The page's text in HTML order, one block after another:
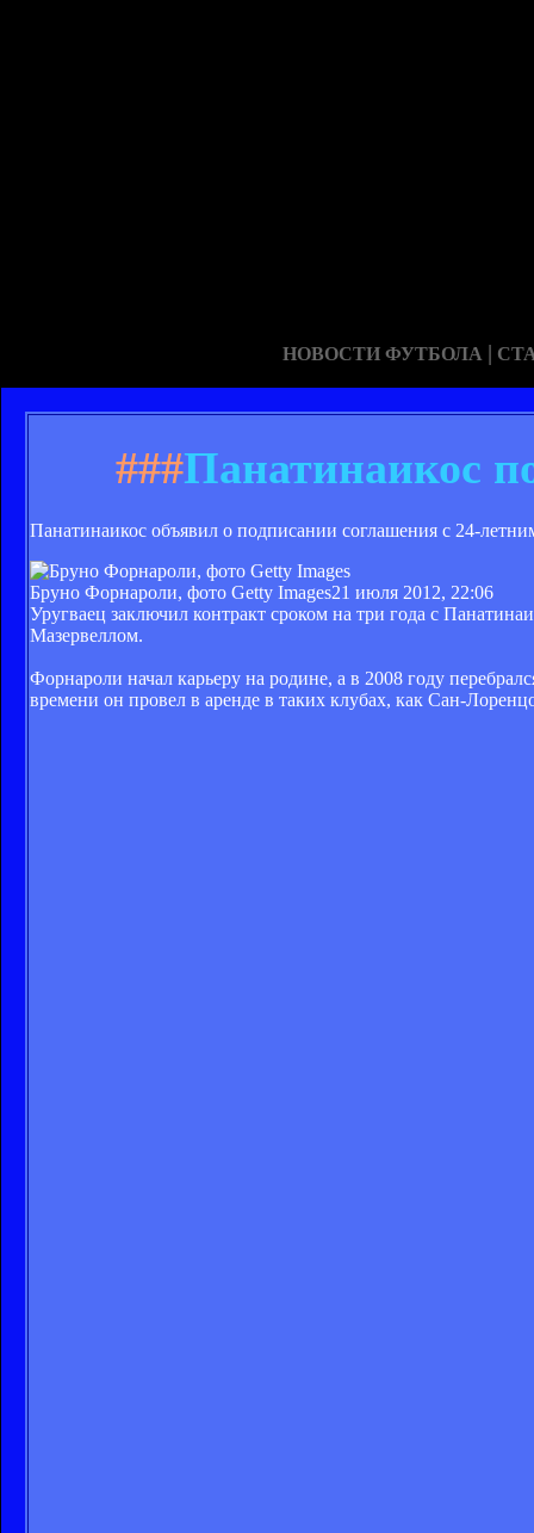
НОВОСТИ ФУТБОЛА |
###Панатинаикос
Панатинаикос объявил о подписании соглашения с 24-
Бруно Форнароли, фото Getty Images21 июля 2012, 22:06
Уругваец заключил контракт сроком на три года с
Мазервеллом.
Форнароли начал карьеру на родине, а в 2008 году
времени он провел в аренде в таких клубах, как Сан-